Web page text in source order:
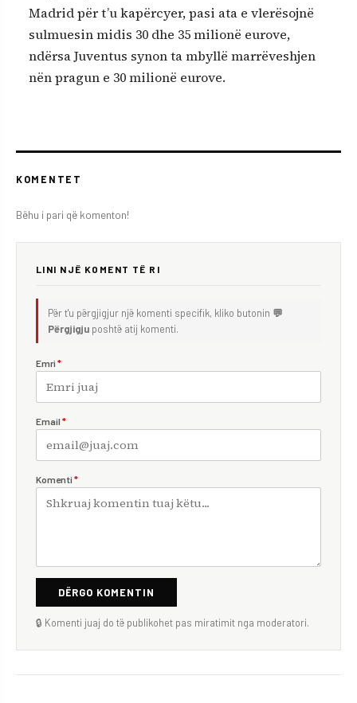
Madrid për t’u kapërcyer, pasi ata e vlerësojnë
sulmuesin midis 30 dhe 35 milionë eurove,
ndërsa Juventus synon ta mbyllë marrëveshjen
nën pragun e 30 milionë eurove.
KOMENTET
Bëhu i pari që komenton!
LINI NJË KOMENT TË RI
Për t'u përgjigjur një komenti specifik, kliko butonin 💬
Përgjigju poshtë atij komenti.
Emri *
Email *
Komenti *
DËRGO KOMENTIN
🔒 Komenti juaj do të publikohet pas miratimit nga moderatori.